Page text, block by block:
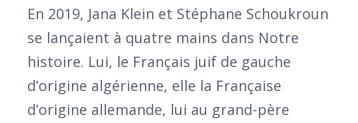
En 2019, Jana Klein et Stéphane Schoukroun
se lançaient à quatre mains dans Notre
histoire. Lui, le Français juif de gauche
d’origine algérienne, elle la Française
d’origine allemande, lui au grand-père